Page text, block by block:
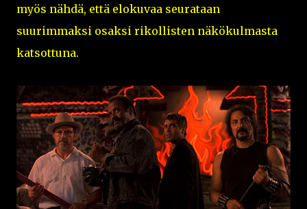
myös nähdä, että elokuvaa seurataan
suurimmaksi osaksi rikollisten näkökulmasta
katsottuna.